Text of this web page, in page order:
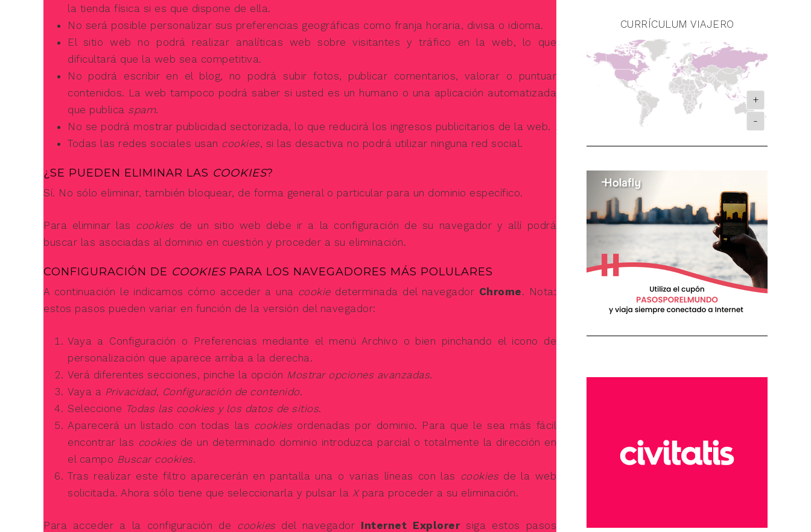
la tienda física si es que dispone de ella.
No será posible personalizar sus preferencias geográficas como franja horaria, divisa o idioma.
El sitio web no podrá realizar analíticas web sobre visitantes y tráfico en la web, lo que
dificultará que la web sea competitiva.
No podrá escribir en el blog, no podrá subir fotos, publicar comentarios, valorar o puntuar
contenidos. La web tampoco podrá saber si usted es un humano o una aplicación automatizada
que publica spam.
No se podrá mostrar publicidad sectorizada, lo que reducirá los ingresos publicitarios de la web.
Todas las redes sociales usan cookies, si las desactiva no podrá utilizar ninguna red social.
¿SE PUEDEN ELIMINAR LAS COOKIES?
Sí. No sólo eliminar, también bloquear, de forma general o particular para un dominio específico.
Para eliminar las cookies de un sitio web debe ir a la configuración de su navegador y allí podrá
buscar las asociadas al dominio en cuestión y proceder a su eliminación.
CONFIGURACIÓN DE COOKIESPARA LOS NAVEGADORES MÁS POLULARES
A continuación le indicamos cómo acceder a una cookiedeterminada del navegador Chrome. Nota:
estos pasos pueden variar en función de la versión del navegador:
Vaya a Configuración o Preferencias mediante el menú Archivo o bien pinchando el icono de
personalización que aparece arriba a la derecha.
Verá diferentes secciones, pinche la opción Mostrar opciones avanzadas.
Vaya a Privacidad, Configuración de contenido.
Seleccione Todas las cookies y los datos de sitios.
Aparecerá un listado con todas las cookies ordenadas por dominio. Para que le sea más fácil
encontrar las cookies de un determinado dominio introduzca parcial o totalmente la dirección en
el campo Buscar cookies.
Tras realizar este filtro aparecerán en pantalla una o varias líneas con las cookies de la web
solicitada. Ahora sólo tiene que seleccionarla y pulsar la Xpara proceder a su eliminación.
Para acceder a la configuración de cookies del navegador Internet Explorersiga estos pasos
CURRÍCULUM VIAJERO
+
-